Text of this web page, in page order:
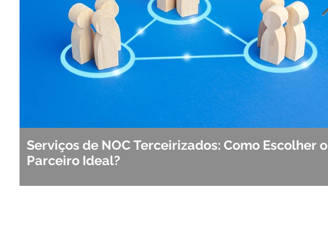
Serviços de NOC Terceirizados: Como Escolher o
Parceiro Ideal?